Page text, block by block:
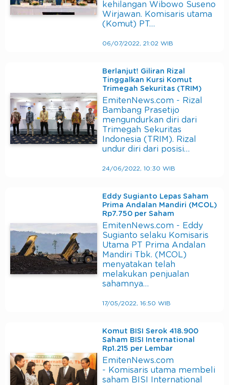
kehilangan Wibowo Suseno
Wirjawan. Komisaris utama
(Komut) PT…
06/07/2022, 21:02 WIB
Berlanjut! Giliran Rizal
Tinggalkan Kursi Komut
Trimegah Sekuritas (TRIM)
EmitenNews.com - Rizal
Bambang Prasetijo
mengundurkan diri dari
Trimegah Sekuritas
Indonesia (TRIM). Rizal
undur diri dari posisi…
24/06/2022, 10:30 WIB
Eddy Sugianto Lepas Saham
Prima Andalan Mandiri (MCOL)
Rp7.750 per Saham
EmitenNews.com - Eddy
Sugianto selaku Komisaris
Utama PT Prima Andalan
Mandiri Tbk. (MCOL)
menyatakan telah
melakukan penjualan
sahamnya…
17/05/2022, 16:50 WIB
Komut BISI Serok 418.900
Saham BISI International
Rp1.215 per Lembar
EmitenNews.com
- Komisaris utama membeli
saham BISI International